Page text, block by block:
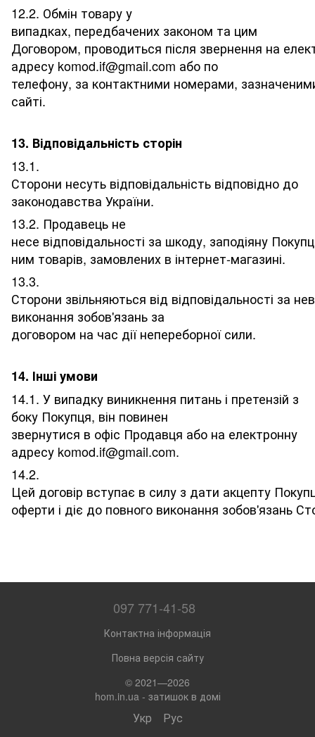
12.2. Обмін товару у
випадках, передбачених законом та цим
Договором, проводиться після звернення на
адресу komod.if@gmail.com або по
телефону, за контактними номерами,
сайті.
13. Відповідальність сторін
13.1.
Сторони несуть відповідальність відповідно до
законодавства України.
13.2. Продавець не
несе відповідальності за шкоду, заподіяну
ним товарів, замовлених в інтернет-магазині.
13.3.
Сторони звільняються від відповідальності за
виконання зобов'язань за
договором на час дії непереборної сили.
14. Інші умови
14.1. У випадку виникнення питань і претензій з
боку Покупця, він повинен
звернутися в офіс Продавця або на електронну
адресу komod.if@gmail.com.
14.2.
Цей договір вступає в силу з дати акцепту
оферти і діє до повного виконання зобов'язань
097 771-41-58
Контактна інформація
Повна версія сайту
© 2021—2026
hom.in.ua - затишок в домі
Укр Рус